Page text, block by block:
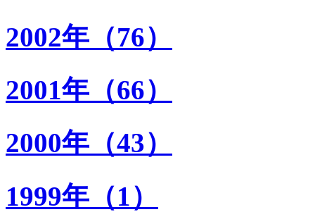
2002年（76）
2001年（66）
2000年（43）
1999年（1）